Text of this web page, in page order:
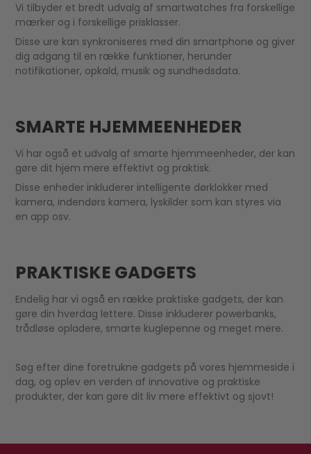
Vi tilbyder et bredt udvalg af smartwatches fra forskellige
mærker og i forskellige prisklasser.
Disse ure kan synkroniseres med din smartphone og giver
dig adgang til en række funktioner, herunder
notifikationer, opkald, musik og sundhedsdata.
SMARTE HJEMMEENHEDER
Vi har også et udvalg af smarte hjemmeenheder, der kan
gøre dit hjem mere effektivt og praktisk.
Disse enheder inkluderer intelligente dørklokker med
kamera, indendørs kamera, lyskilder som kan styres via
en app osv.
PRAKTISKE GADGETS
Endelig har vi også en række praktiske gadgets, der kan
gøre din hverdag lettere. Disse inkluderer powerbanks,
trådløse opladere, smarte kuglepenne og meget mere.
Søg efter dine foretrukne gadgets på vores hjemmeside i
dag, og oplev en verden af innovative og praktiske
produkter, der kan gøre dit liv mere effektivt og sjovt!